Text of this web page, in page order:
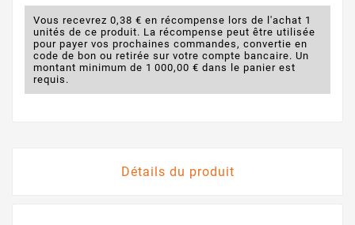
Vous recevrez 0,38 € en récompense lors de l'achat 1
unités de ce produit. La récompense peut être utilisée
pour payer vos prochaines commandes, convertie en
code de bon ou retirée sur votre compte bancaire. Un
montant minimum de 1 000,00 € dans le panier est
requis.
Détails du produit